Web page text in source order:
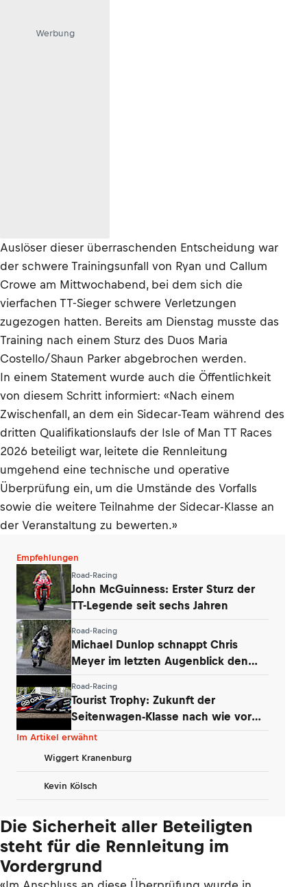
Werbung
Auslöser dieser überraschenden Entscheidung war
der schwere Trainingsunfall von Ryan und Callum
Crowe am Mittwochabend, bei dem sich die
vierfachen TT-Sieger schwere Verletzungen
zugezogen hatten. Bereits am Dienstag musste das
Training nach einem Sturz des Duos Maria
Costello/Shaun Parker abgebrochen werden.
In einem Statement wurde auch die Öffentlichkeit
von diesem Schritt informiert: «Nach einem
Zwischenfall, an dem ein Sidecar-Team während des
dritten Qualifikationslaufs der Isle of Man TT Races
2026 beteiligt war, leitete die Rennleitung
umgehend eine technische und operative
Überprüfung ein, um die Umstände des Vorfalls
sowie die weitere Teilnahme der Sidecar-Klasse an
der Veranstaltung zu bewerten.»
Empfehlungen
Road-Racing
John McGuinness: Erster Sturz der
TT-Legende seit sechs Jahren
Road-Racing
Michael Dunlop schnappt Chris
Meyer im letzten Augenblick den
Road-Racing
Tourist Trophy: Zukunft der
Seitenwagen-Klasse nach wie vor
ungeklärt
Im Artikel erwähnt
Wiggert Kranenburg
Kevin Kölsch
Die Sicherheit aller Beteiligten
steht für die Rennleitung im
Vordergrund